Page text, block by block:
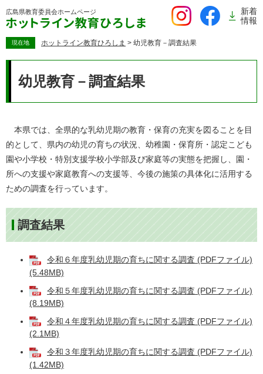
ー
広島県教育委員会ホームページ
新着
情報
現在地 ホットライン教育ひろしま > 幼児教育－調査結果
幼児教育－調査結果
本県では、全県的な乳幼児期の教育・保育の充実を図ることを目
的として、県内の幼児の育ちの状況、幼稚園・保育所・認定こども
園や小学校・特別支援学校小学部及び家庭等の実態を把握し、園・
所への支援や家庭教育への支援等、今後の施策の具体化に活用する
ための調査を行っています。
調査結果
令和６年度乳幼児期の育ちに関する調査 (PDFファイル)
(5.48MB)
令和５年度乳幼児期の育ちに関する調査 (PDFファイル)
(8.19MB)
令和４年度乳幼児期の育ちに関する調査 (PDFファイル)
(2.1MB)
令和３年度乳幼児期の育ちに関する調査 (PDFファイル)
(1.42MB)